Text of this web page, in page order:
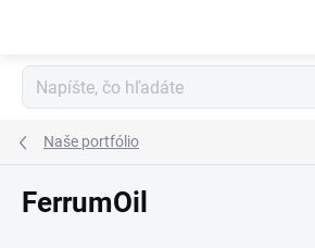
Naše portfólio
FerrumOil